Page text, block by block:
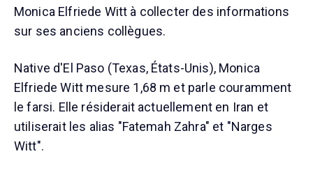
Monica Elfriede Witt à collecter des informations
sur ses anciens collègues.
Native d'El Paso (Texas, États-Unis), Monica
Elfriede Witt mesure 1,68 m et parle couramment
le farsi. Elle résiderait actuellement en Iran et
utiliserait les alias "Fatemah Zahra" et "Narges
Witt".